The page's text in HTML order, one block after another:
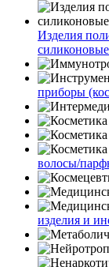
Изделия
приборы
волосы/
изделия и